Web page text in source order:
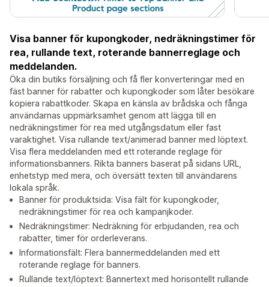
Visa banner för kupongkoder, nedräkningstimer för
rea, rullande text, roterande bannerreglage och
meddelanden.
Öka din butiks försäljning och få fler konverteringar med en
fäst banner för rabatter och kupongkoder som låter besökare
kopiera rabattkoder. Skapa en känsla av brådska och fånga
användarnas uppmärksamhet genom att lägga till en
nedräkningstimer för rea med utgångsdatum eller fast
varaktighet. Visa rullande text/animerad banner med löptext.
Visa flera meddelanden med ett roterande reglage för
informationsbanners. Rikta banners baserat på sidans URL,
enhetstyp med mera, och översätt texten till användarens
lokala språk.
Banner för produktsida: Visa fält för kupongkoder,
nedräkningstimer för rea och kampanjkoder.
Nedräkningstimer: Nedräkning för erbjudanden, rea och
rabatter, timer för orderleverans.
Informationsfält: Flera bannermeddelanden med ett
roterande reglage för banners.
Rullande text/löptext: Bannertext med horisontellt rullande